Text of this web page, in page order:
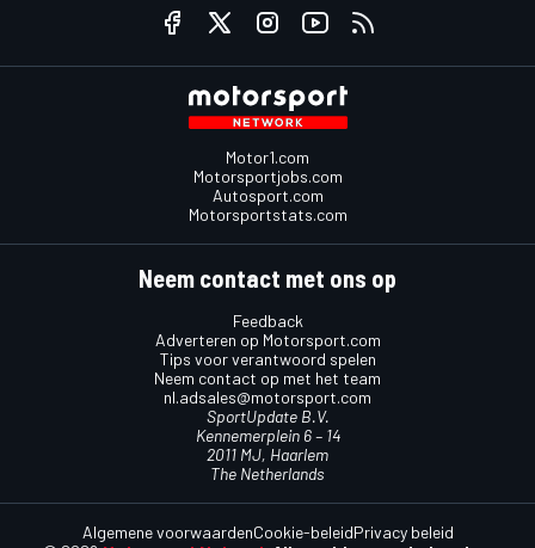
Motor1.com
Motorsportjobs.com
Autosport.com
Motorsportstats.com
Neem contact met ons op
Feedback
Adverteren op Motorsport.com
Tips voor verantwoord spelen
Neem contact op met het team
nl.adsales@motorsport.com
SportUpdate B.V.
Kennemerplein 6 – 14
2011 MJ, Haarlem
The Netherlands
Algemene voorwaardenCookie-beleidPrivacy beleid